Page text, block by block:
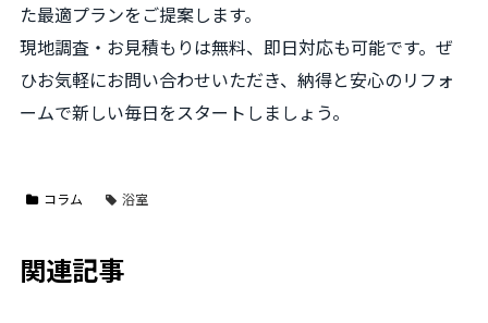
た最適プランをご提案します。
現地調査・お見積もりは無料、即日対応も可能です。ぜ
ひお気軽にお問い合わせいただき、納得と安心のリフォ
ームで新しい毎日をスタートしましょう。
コラム 浴室
関連記事